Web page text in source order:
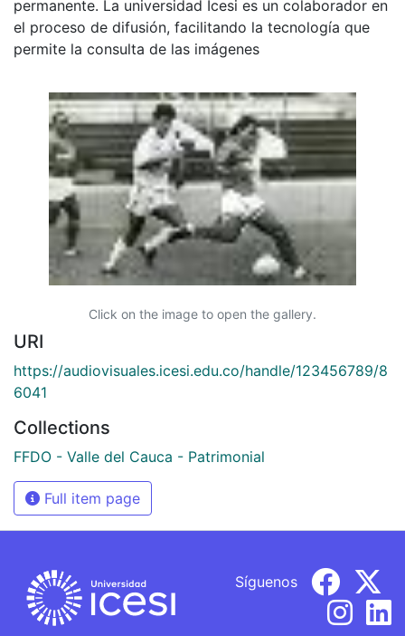
permanente. La universidad Icesi es un colaborador en
el proceso de difusión, facilitando la tecnología que
permite la consulta de las imágenes
Click on the image to open the gallery.
URI
https://audiovisuales.icesi.edu.co/handle/123456789/8
6041
Collections
FFDO - Valle del Cauca - Patrimonial
Full item page
Síguenos